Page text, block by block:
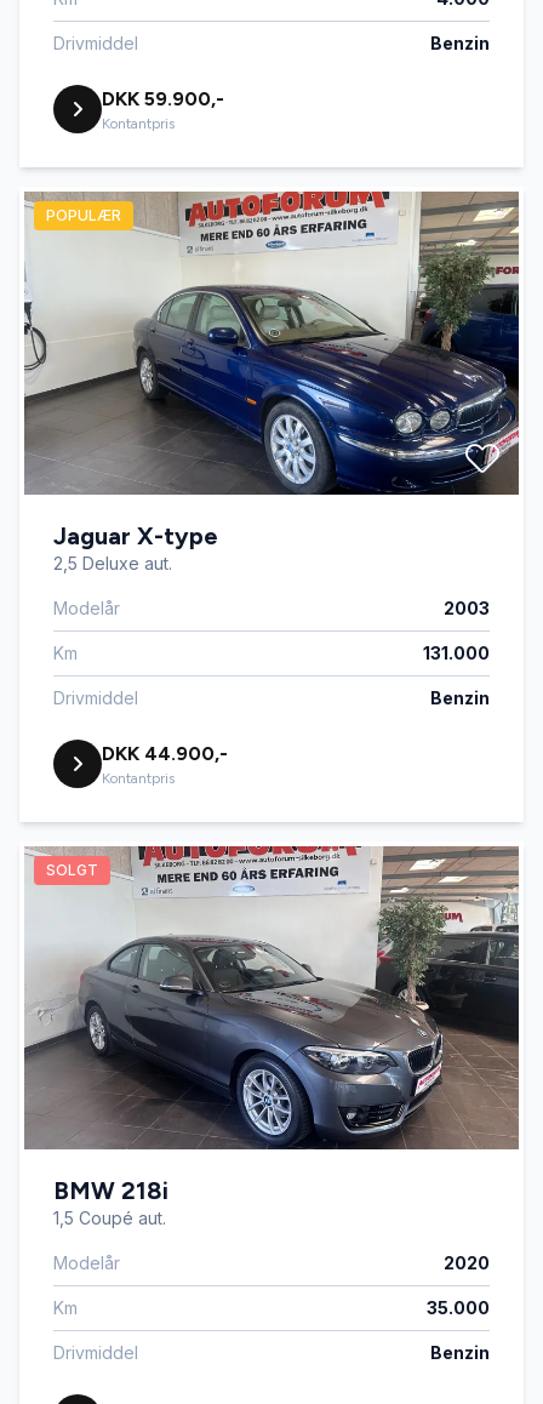
Drivmiddel Benzin
DKK 59.900,-
Kontantpris
POPULÆR
Jaguar X-type
2,5 Deluxe aut.
Modelår 2003
Km 131.000
Drivmiddel Benzin
DKK 44.900,-
Kontantpris
SOLGT
BMW 218i
1,5 Coupé aut.
Modelår 2020
Km 35.000
Drivmiddel Benzin